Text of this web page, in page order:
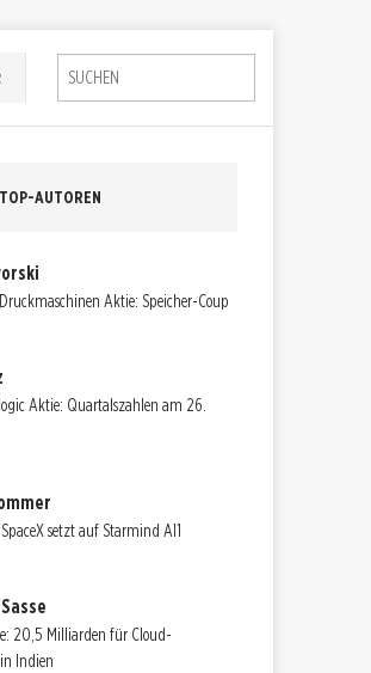
AUTOREN
Aktie: Speicher-Coup
Aktie: Quartalszahlen am 26.
setzt auf Starmind AI1
20,5 Milliarden für Cloud-
Indien